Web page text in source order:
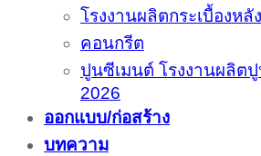
โรงงานผลิตกระเบื้องหลั
คอนกรีต
ปูนซีเมนต์ โรงงานผลิต
2026
ออกแบบ/ก่อสร้าง
บทความ